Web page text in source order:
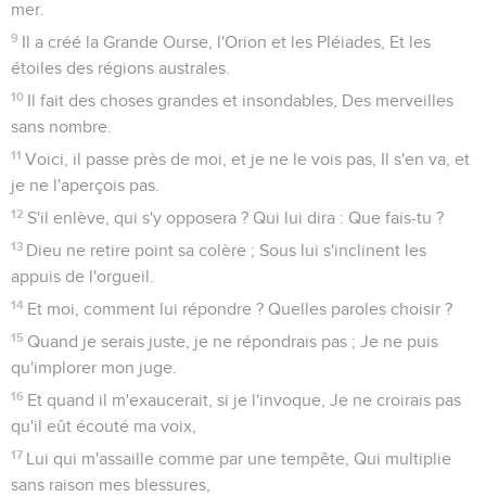
mer.
9 Il a créé la Grande Ourse, l'Orion et les Pléiades, Et les
étoiles des régions australes.
10 Il fait des choses grandes et insondables, Des merveilles
sans nombre.
11 Voici, il passe près de moi, et je ne le vois pas, Il s'en va, et
je ne l'aperçois pas.
12 S'il enlève, qui s'y opposera ? Qui lui dira : Que fais-tu ?
13 Dieu ne retire point sa colère ; Sous lui s'inclinent les
appuis de l'orgueil.
14 Et moi, comment lui répondre ? Quelles paroles choisir ?
15 Quand je serais juste, je ne répondrais pas ; Je ne puis
qu'implorer mon juge.
16 Et quand il m'exaucerait, si je l'invoque, Je ne croirais pas
qu'il eût écouté ma voix,
17 Lui qui m'assaille comme par une tempête, Qui multiplie
sans raison mes blessures,